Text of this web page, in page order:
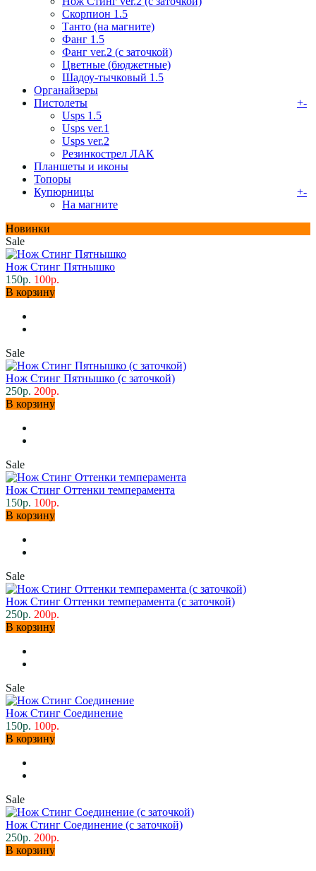
Скорпион 1.5
Танто (на магните)
Фанг 1.5
Фанг ver.2 (с заточкой)
Цветные (бюджетные)
Шадоу-тычковый 1.5
Органайзеры
Пистолеты
+-
Usps 1.5
Usps ver.1
Usps ver.2
Резинкострел ЛАК
Планшеты и иконы
Топоры
Купюрницы
+-
На магните
Новинки
Sale
Нож Стинг Пятнышко
150р. 100р.
В корзину
Sale
Нож Стинг Пятнышко (с заточкой)
250р. 200р.
В корзину
Sale
Нож Стинг Оттенки темперамента
150р. 100р.
В корзину
Sale
Нож Стинг Оттенки темперамента (с заточкой)
250р. 200р.
В корзину
Sale
Нож Стинг Соединение
150р. 100р.
В корзину
Sale
Нож Стинг Соединение (с заточкой)
250р. 200р.
В корзину